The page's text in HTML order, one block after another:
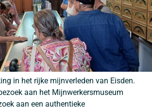
in het rijke mijnverleden van Eisden.
aan het Mijnwerkersmuseum
aan een authentieke